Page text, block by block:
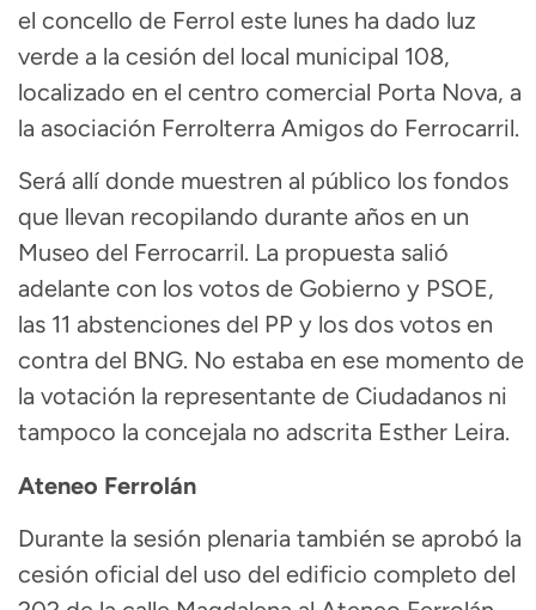
el concello de Ferrol este lunes ha dado luz
verde a la cesión del local municipal 108,
localizado en el centro comercial Porta Nova, a
la asociación Ferrolterra Amigos do Ferrocarril.
Será allí donde muestren al público los fondos
que llevan recopilando durante años en un
Museo del Ferrocarril. La propuesta salió
adelante con los votos de Gobierno y PSOE,
las 11 abstenciones del PP y los dos votos en
contra del BNG. No estaba en ese momento de
la votación la representante de Ciudadanos ni
tampoco la concejala no adscrita Esther Leira.
Ateneo Ferrolán
Durante la sesión plenaria también se aprobó la
cesión oficial del uso del edificio completo del